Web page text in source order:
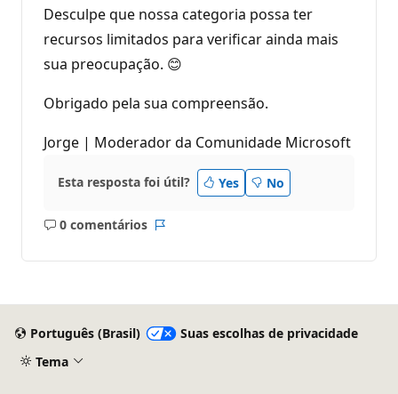
Desculpe que nossa categoria possa ter
recursos limitados para verificar ainda mais
sua preocupação. 😊
Obrigado pela sua compreensão.
Jorge | Moderador da Comunidade Microsoft
Esta resposta foi útil? Yes No
0 comentários
Sem
Português (Brasil)
Suas escolhas de privacidade
Tema